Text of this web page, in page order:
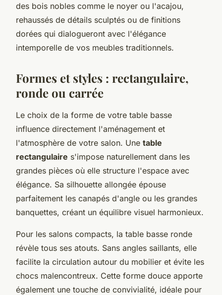
des bois nobles comme le noyer ou l'acajou,
rehaussés de détails sculptés ou de finitions
dorées qui dialogueront avec l'élégance
intemporelle de vos meubles traditionnels.
Formes et styles : rectangulaire,
ronde ou carrée
Le choix de la forme de votre table basse
influence directement l'aménagement et
l'atmosphère de votre salon. Une table
rectangulaire s'impose naturellement dans les
grandes pièces où elle structure l'espace avec
élégance. Sa silhouette allongée épouse
parfaitement les canapés d'angle ou les grandes
banquettes, créant un équilibre visuel harmonieux.
Pour les salons compacts, la table basse ronde
révèle tous ses atouts. Sans angles saillants, elle
facilite la circulation autour du mobilier et évite les
chocs malencontreux. Cette forme douce apporte
également une touche de convivialité, idéale pour